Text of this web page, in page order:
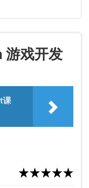
戏开发
课